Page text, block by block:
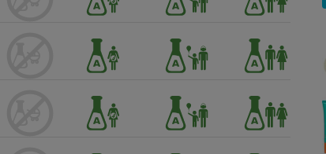
Appareil photo
numérique
Électricité - Gaz